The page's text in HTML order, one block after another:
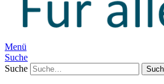
Menü
Suche
Suche